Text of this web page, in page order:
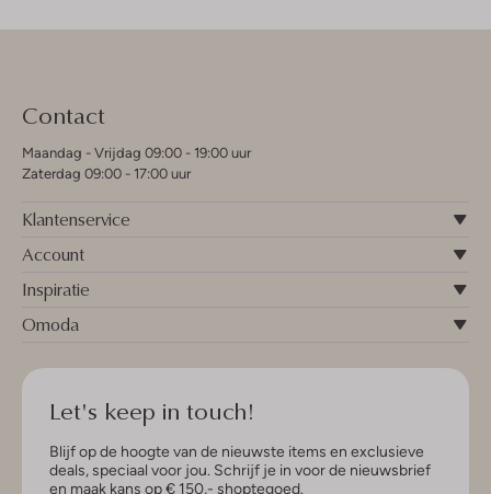
Contact
Maandag - Vrijdag 09:00 - 19:00 uur
Zaterdag 09:00 - 17:00 uur
Klantenservice
Account
Inspiratie
Omoda
Let's keep in touch!
Blijf op de hoogte van de nieuwste items en exclusieve
deals, speciaal voor jou. Schrijf je in voor de nieuwsbrief
en maak kans op € 150,- shoptegoed.